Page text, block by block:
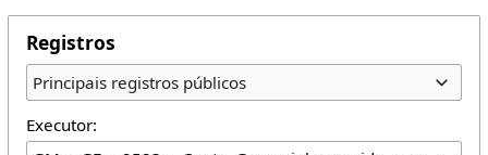
Registros
Principais registros públicos
Executor: